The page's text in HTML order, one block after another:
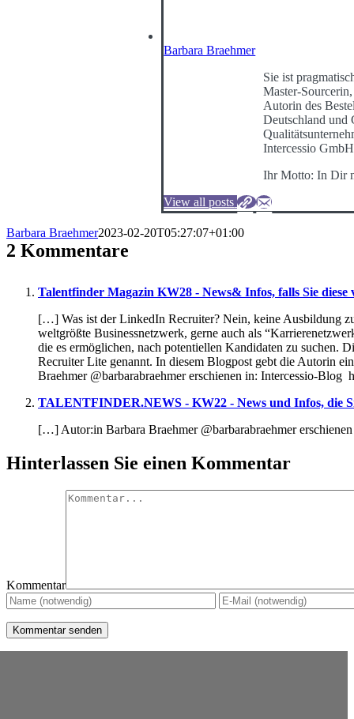
Barbara Braehmer
Sie ist
Master-
Autorin des
Deutschland und
Intercessio
Ihr Motto: In Dir
View all posts
Barbara Braehmer2023-02-20T05:27:07+01:00
2 Kommentare
Talentfinder Magazin KW28 - News& Infos, falls Sie diese
[…] Was ist der LinkedIn Recruiter? Nein, keine Ausbildung
weltgrößte Businessnetzwerk, gerne auch als
die es ermöglichen, nach potentiellen Kandidaten zu
Recruiter Lite genannt. In diesem Blogpost gebt die Autorin
Braehmer @barbarabraehmer erschienen in: Intercessio-
TALENTFINDER.NEWS - KW22 - News und Infos, die
[…] Autor:in Barbara Braehmer @barbarabraehmer
Hinterlassen Sie einen Kommentar
Kommentar